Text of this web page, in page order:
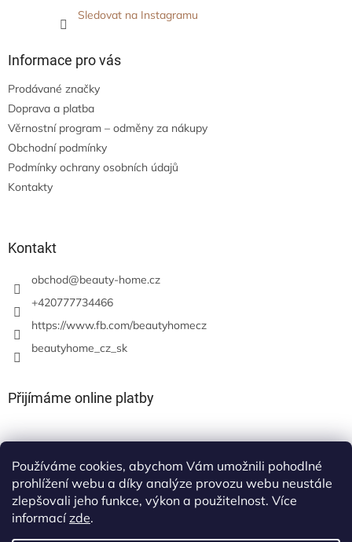
Používáme cookies, abychom Vám umožnili pohodlné
prohlížení webu a díky analýze provozu webu neustále
zlepšovali jeho funkce, výkon a použitelnost. Více
informacízde.
Sledovat na Instagramu
Informace pro vás
Prodávané značky
Doprava a platba
Věrnostní program – odměny za nákupy
Obchodní podmínky
Podmínky ochrany osobních údajů
Kontakty
Kontakt
obchod@beauty-home.cz
+420777734466
https://www.fb.com/beautyhomecz
beautyhome_cz_sk
Přijímáme online platby